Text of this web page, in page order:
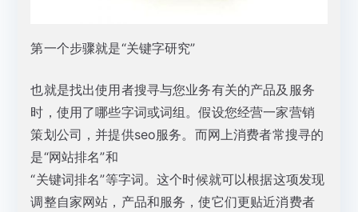
第一个步骤就是“关键字研究”
也就是找出使用者搜寻与您业务有关的产品及服务
时，使用了哪些字词或词组。假设您经营一家营销
策划公司，并提供seo服务。而网上消费者常搜寻的
是“网站排名”和
“关键词排名”等字词。这个时候就可以根据这项发现
调整自家网站，产品和服务，使它们更贴近消费者